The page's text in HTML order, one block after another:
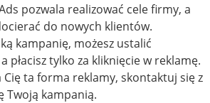
pozwala realizować cele firmy, a
do nowych klientów.
kampanię, możesz ustalić
płacisz tylko za kliknięcie w reklamę.
Cię ta forma reklamy, skontaktuj się z
Twoją kampanią.